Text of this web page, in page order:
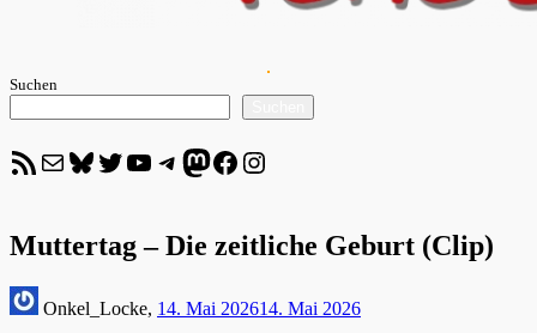
Suchen
RSS-Feed E-Mail Bluesky Twitter YouTube Telegram Mastodon Facebook Instagram
Muttertag – Die zeitliche Geburt (Clip)
Onkel_Locke, 14. Mai 202614. Mai 2026